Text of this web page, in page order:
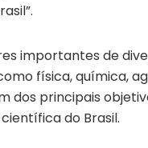
importantes de
física, química,
dos principais
do Brasil.